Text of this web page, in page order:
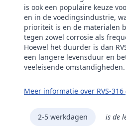
is ook een populaire keuze
en in de voedingsindustrie,
prioriteit is en de materialen
tegen zowel corrosie als
Hoewel het duurder is dan
een langere levensduur en
veeleisende omstandigheden.
Meer informatie over RVS-316
2-5 werkdagen is de